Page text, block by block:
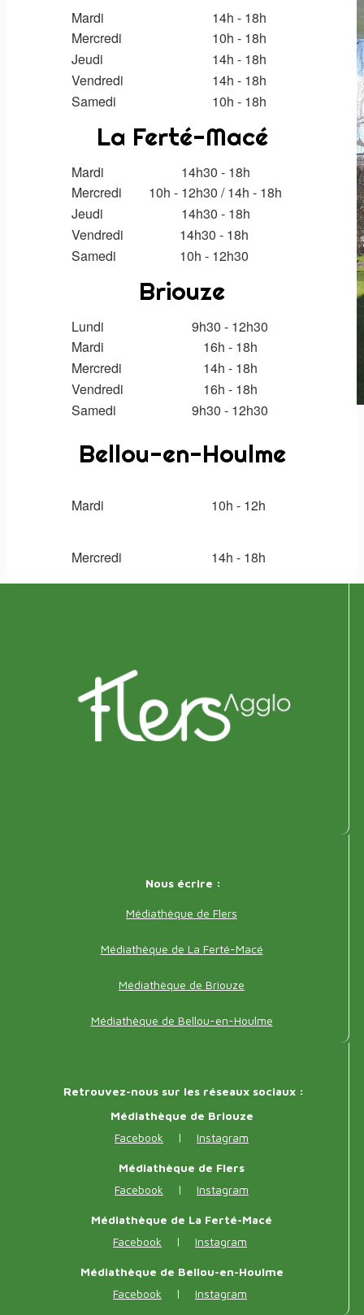
Mardi
14h - 18h
Mercredi
10h - 18h
Jeudi
14h - 18h
Vendredi
14h - 18h
Samedi
10h - 18h
La Ferté-Macé
Mardi
14h30 - 18h
Mercredi
10h - 12h30 /14h - 18h
Jeudi
14h30 - 18h
Vendredi
14h30 - 18h
Samedi
10h - 12h30
Briouze
Lundi
9h30 - 12h30
Mardi
16h - 18h
Mercredi
14h - 18h
Vendredi
16h - 18h
Samedi
9h30 - 12h30
Bellou-en-Houlme
Mardi 10h - 12h
Mercredi 14h - 18h
Nous écrire :
Médiathèque de Flers
Médiathèque de La Ferté-Macé
Médiathèque de Briouze
Médiathèque de Bellou-en-Houlme
Réseaux
Retrouvez-nous sur les réseaux sociaux :
Médiathèque de Briouze
Facebook
| Instagram
Médiathèque de Flers
Facebook
| Instagram
Médiathèque de La Ferté-Macé
Facebook
| Instagram
Médiathèque de Bellou-en-Houlme
Facebook
| Instagram